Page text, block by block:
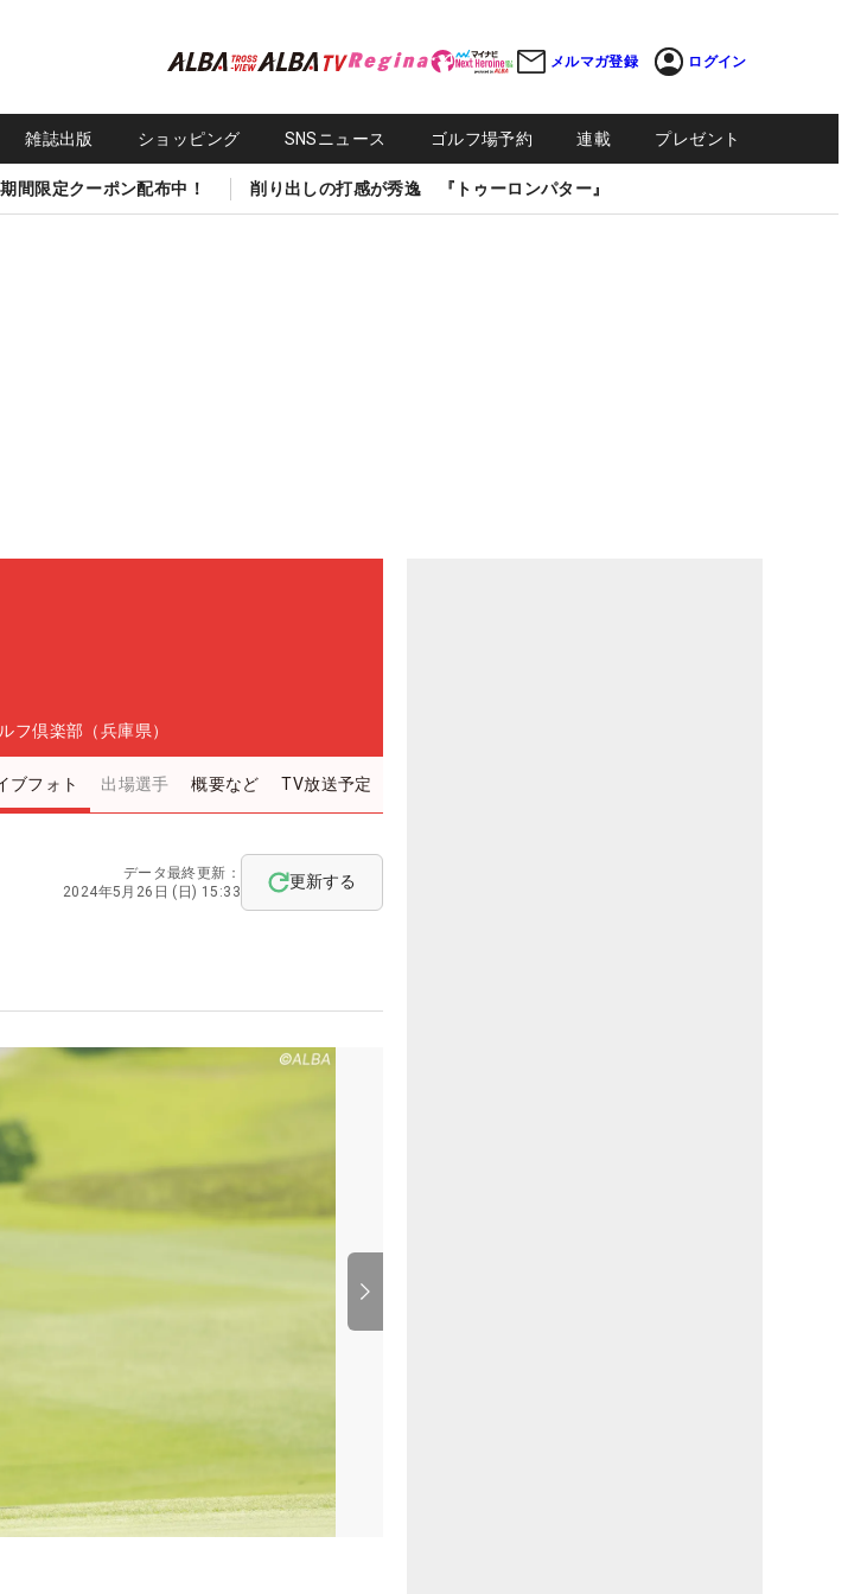
メルマガ登録 ログイン
雑誌出版 ショッピング SNSニュース ゴルフ場予約 連載 プレゼント
間限定クーポン配布中！ 削り出しの打感が秀逸 『トゥーロンパター』
フ倶楽部（兵庫県）
ブフォト 出場選手 概要など TV放送予定
データ最終更新：
2024年5月26日 (日) 15:33
更新する